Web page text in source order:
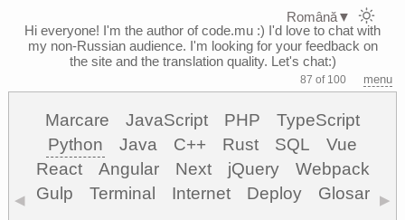
Hi everyone! I'm the author of code.mu :) I'd love to chat with
my non-Russian audience. I'm looking for your feedback on
the site and the translation quality. Let's chat:)
87 of 100 menu
Marcare JavaScript PHP
TypeScript
Python
Java C++ Rust SQL
Vue
React
Angular Next jQuery
Webpack
Gulp
Terminal Internet Deploy Glosar
◀ ▶
Română▼